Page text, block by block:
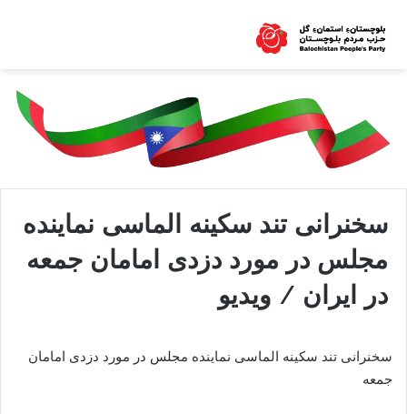
سخنرانی تند سکینه الماسی نماینده
مجلس در مورد دزدی امامان جمعه
در ایران / ویدیو
سخنرانی تند سکینه الماسی نماینده مجلس در مورد دزدی امامان
جمعه